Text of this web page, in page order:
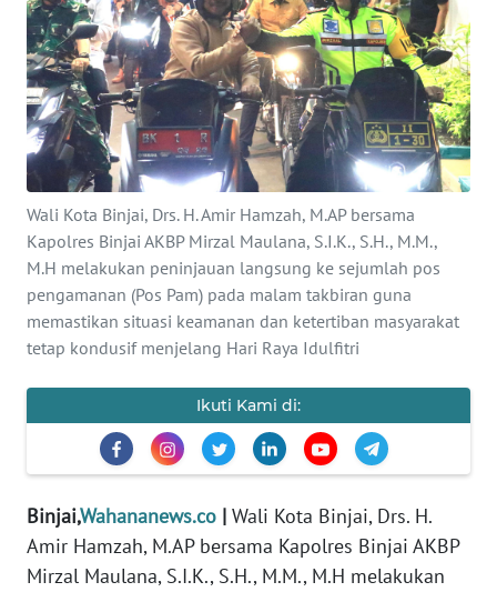
Wali Kota Binjai, Drs. H. Amir Hamzah, M.AP bersama
Kapolres Binjai AKBP Mirzal Maulana, S.I.K., S.H., M.M.,
M.H melakukan peninjauan langsung ke sejumlah pos
pengamanan (Pos Pam) pada malam takbiran guna
memastikan situasi keamanan dan ketertiban masyarakat
tetap kondusif menjelang Hari Raya Idulfitri
Ikuti Kami di:
Binjai,Wahananews.co | Wali Kota Binjai, Drs. H.
Amir Hamzah, M.AP bersama Kapolres Binjai AKBP
Mirzal Maulana, S.I.K., S.H., M.M., M.H melakukan
KAMI
INFO
IKLAN
TENTANG
KAMI
PEDOMAN
MEDIA
REDAKSI
DISCLAIMER
Wahana
News
Regional